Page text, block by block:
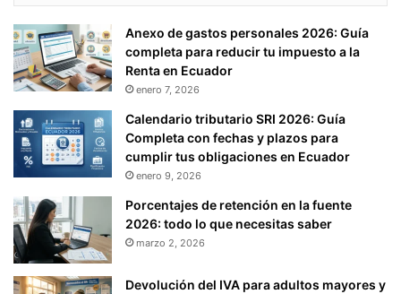
Anexo de gastos personales 2026: Guía
completa para reducir tu impuesto a la
Renta en Ecuador
enero 7, 2026
Calendario tributario SRI 2026: Guía
Completa con fechas y plazos para
cumplir tus obligaciones en Ecuador
enero 9, 2026
Porcentajes de retención en la fuente
2026: todo lo que necesitas saber
marzo 2, 2026
Devolución del IVA para adultos mayores y